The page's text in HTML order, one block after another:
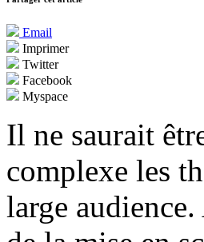
Email
Imprimer
Twitter
Facebook
Myspace
Il ne saurait
complexe les
large